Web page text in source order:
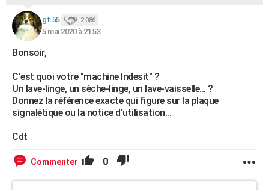
Carte de Noël
Carte Bonne année
Carte Saint-Valentin
Carte Pâques
Carte d'anniversaire
DICTIONNAIRE
Dictionnaire
Biographies
Citations
Expressions
Proverbes
S'inscrire
Se connecter
Lycées
Collèges
Primaires
Universités
Entreprises
Service militaire
Avis de recherche
AVIS DE DÉCÈS
FORUM
Bricolage
Lifestyle
Culture
Sport
Auto
Television
Voyage
Cinema
gt.55 2 086
5 mai 2020 à 21:53
Bonsoir,
C'est quoi votre "machine Indesit" ?
Un lave-linge, un sèche-linge, un lave-vaisselle... ?
Donnez la référence exacte qui figure sur la plaque
signalétique ou la notice d'utilisation...
Cdt
Commenter 0